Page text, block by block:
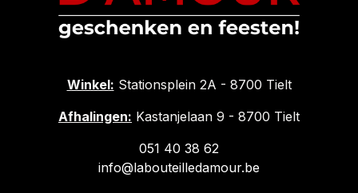
Winkel: Stationsplein 2A - 8700 Tielt
Afhalingen: Kastanjelaan 9 - 8700 Tielt
051 40 38 62
info@labouteilledamour.be